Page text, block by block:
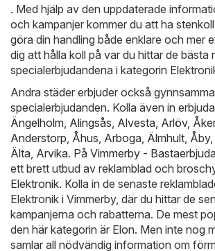
. Med hjälp av den uppdaterade
och kampanjer kommer du att ha
göra din handling både enklare och mer
dig att hålla koll på var du hittar de bästa
specialerbjudandena i kategorin
Andra städer erbjuder också gynnsamma
specialerbjudanden. Kolla även in
Ängelholm Alingsås Alvesta Arlöv,
Anderstorp Åhus Arboga Älmhult Åby,
Älta Arvika. På Vimmerby -
ett brett utbud av reklamblad och
Elektronik. Kolla in de senaste
Elektronik i Vimmerby, där du hittar de
kampanjerna och rabatterna. De mest
den här kategorin är Elon. Men inte nog
samlar all nödvändig information om